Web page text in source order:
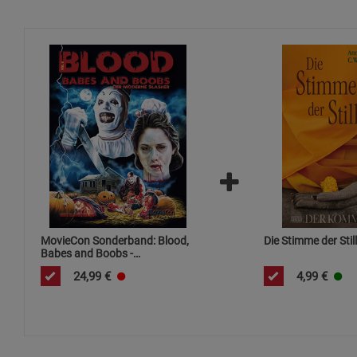
MovieCon Sonderband: Blood,
Babes and Boobs -
Mängelartikel
24,99 €
Die Stimme der
4,99 €